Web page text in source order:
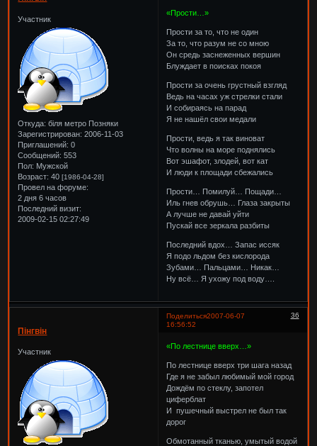
Участник
Откуда: біля метро Позняки
Зарегистрирован: 2006-11-03
Приглашений: 0
Сообщений: 553
Пол: Мужской
Возраст: 40[1986-04-28]
Провел на форуме:
2 дня 6 часов
Последний визит:
2009-02-15 02:27:49
«Прости…»
Прости за то, что не один
За то, что разум не со мною
Он средь заснеженных вершин
Блуждает в поисках покоя
Прости за очень грустный взгляд
Ведь на часах уж стрелки стали
И собираясь на парад
Я не нашёл свои медали
Прости, ведь я так виноват
Что волны на море поднялись
Вот эшафот, злодей, вот кат
И люди к площади сбежались
Прости… Помилуй… Пощади…
Иль гнев обрушь… Глаза закрыты
А лучше не давай уйти
Пускай все зеркала разбиты
Последний вдох… Запас иссяк
Я подо льдом без кислорода
Зубами… Пальцами… Никак…
Ну всё… Я ухожу под воду….
Поделиться 36
2007-06-07
16:56:52
Пінгвін
Участник
«По лестнице вверх…»
По лестнице вверх три шага назад
Где я не забыл любимый мой город
Дождём по стеклу, запотел
циферблат
И пушечный выстрел не был так
дорог
Обмотанный тканью, умытый водой